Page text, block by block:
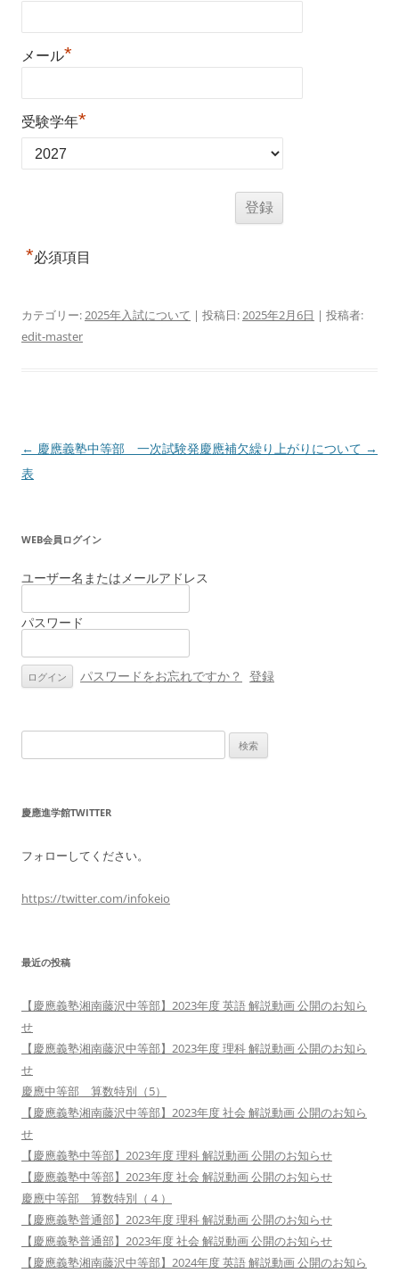
メール*
受験学年*
*必須項目
カテゴリー:2025年入試について | 投稿日:2025年2月6日 | 投稿者:
edit-master
投
稿
ゲ
ー
ョ
← 慶應義塾中等部 一次試験発
表
慶應補欠繰り上がりについて →
WEB会員ログイン
ユーザー名またはメールアドレス
パスワード
パスワードをお忘れですか？ 登録
索:
慶應進学館TWITTER
フォローしてください。
https://twitter.com/infokeio
最近の投稿
【慶應義塾湘南藤沢中等部】2023年度 英語 解説動画 公開のお知ら
せ
【慶應義塾湘南藤沢中等部】2023年度 理科 解説動画 公開のお知ら
せ
慶應中等部 算数特別（5）
【慶應義塾湘南藤沢中等部】2023年度 社会 解説動画 公開のお知ら
せ
【慶應義塾中等部】2023年度 理科 解説動画 公開のお知らせ
【慶應義塾中等部】2023年度 社会 解説動画 公開のお知らせ
慶應中等部 算数特別（４）
【慶應義塾普通部】2023年度 理科 解説動画 公開のお知らせ
【慶應義塾普通部】2023年度 社会 解説動画 公開のお知らせ
【慶應義塾湘南藤沢中等部】2024年度 英語 解説動画 公開のお知ら